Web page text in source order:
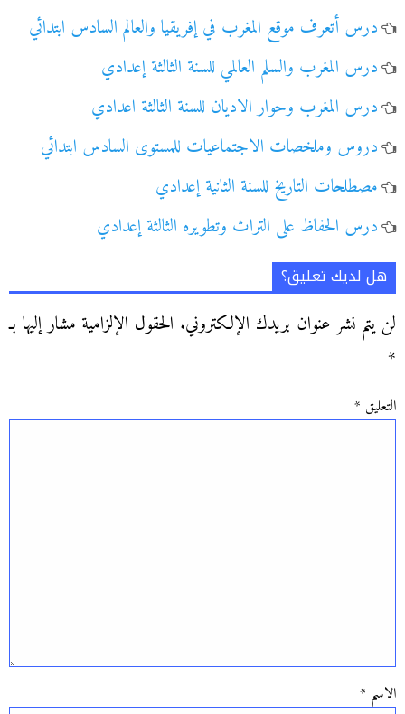
درس أتعرف موقع المغرب في إفريقيا والعالم السادس ابتدائي
درس المغرب والسلم العالمي للسنة الثالثة إعدادي
درس المغرب وحوار الاديان للسنة الثالثة اعدادي
دروس وملخصات الاجتماعيات للمستوى السادس ابتدائي
مصطلحات التاريخ للسنة الثانية إعدادي
درس الحفاظ على التراث وتطويره الثالثة إعدادي
هل لديك تعليق؟
لن يتم نشر عنوان بريدك الإلكتروني. الحقول الإلزامية مشار إليها بـ
*
التعليق *
الاسم *